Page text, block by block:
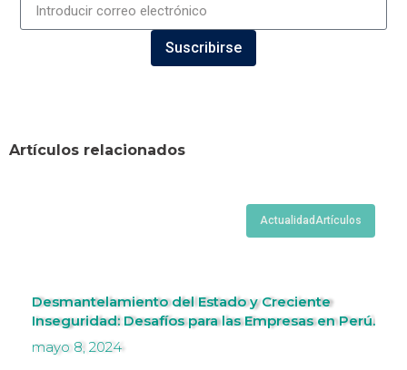
Suscribirse
Artículos relacionados
Actualidad Artículos
Desmantelamiento del Estado y Creciente
Inseguridad: Desafíos para las Empresas en Perú.
mayo 8, 2024